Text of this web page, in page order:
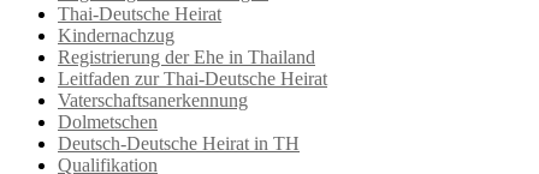
Thai-Deutsche Heirat
Kindernachzug
Registrierung der Ehe in Thailand
Leitfaden zur Thai-Deutsche Heirat
Vaterschaftsanerkennung
Dolmetschen
Deutsch-Deutsche Heirat in TH
Qualifikation